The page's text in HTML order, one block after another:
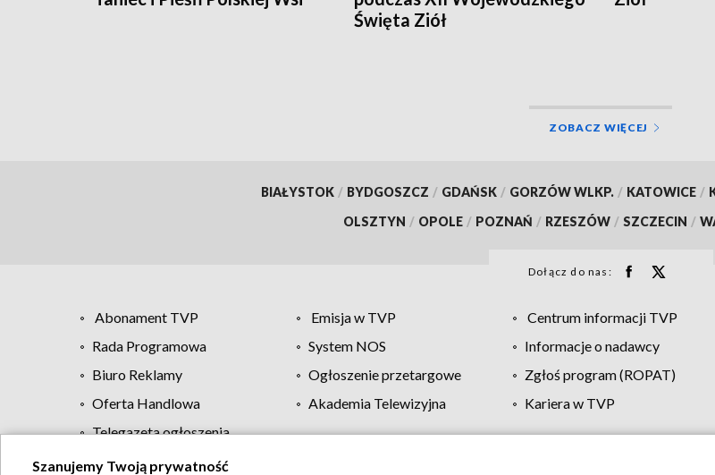
Święta Ziół
ZOBACZ WIĘCEJ
BIAŁYSTOK / BYDGOSZCZ / GDAŃSK / GORZÓW WLKP. / KATOWICE /
OLSZTYN / OPOLE / POZNAŃ / RZESZÓW / SZCZECIN /
Dołącz do nas:
Abonament TVP Emisja w TVP Centrum informacji TVP
Rada Programowa
System NOS Informacje o nadawcy
Biuro Reklamy
Ogłoszenie przetargowe Zgłoś program (ROPAT)
Oferta Handlowa
Akademia Telewizyjna Kariera w TVP
Telegazeta ogłoszenia
Szanujemy Twoją prywatność